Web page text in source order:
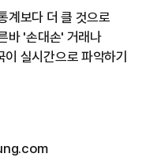
계보다 더 클 것으로
바 '손대손' 거래나
실시간으로 파악하기